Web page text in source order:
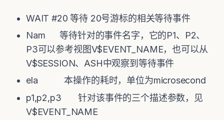
WAIT #20 等待 20号游标的相关等待事件
Nam 等待针对的事件名字，它的P1、P2、
P3可以参考视图V$EVENT_NAME，也可以从
V$SESSION、ASH中观察到等待事件
ela 本操作的耗时，单位为microsecond
p1,p2,p3 针对该事件的三个描述参数，见
V$EVENT_NAME